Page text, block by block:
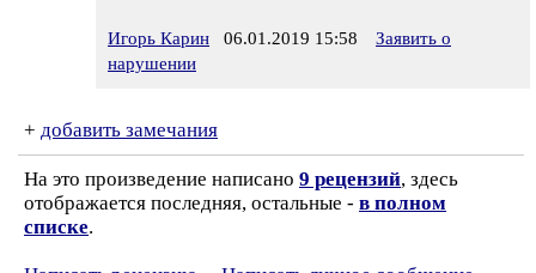
Игорь Карин 06.01.2019 15:58
Заявить о
нарушении
+ добавить замечания
На это произведение написано 9 рецензий, здесь
отображается последняя, остальные - в полном
списке.